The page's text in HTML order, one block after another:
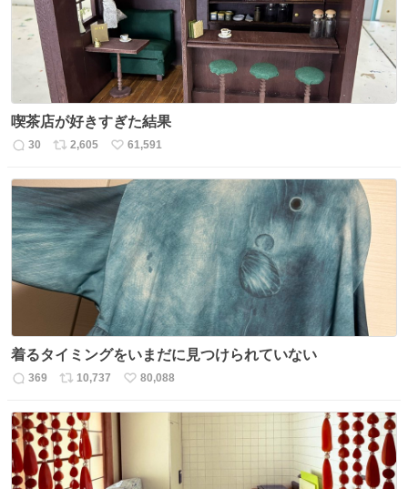
喫茶店が好きすぎた結果
返
数
30
リ
ス
ト
数
2,605
い
ね
数
61,591
着るタイミングをいまだに見つけられていない
返
数
369
リ
ス
ト
数
10,737
い
80,088